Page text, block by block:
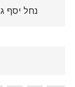
נחל יסף